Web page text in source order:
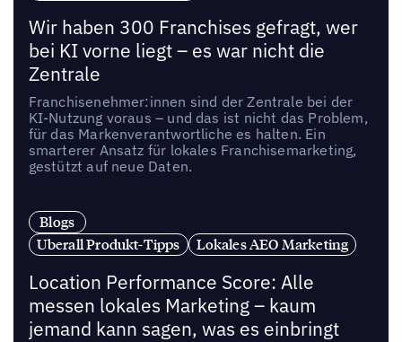
Wir haben 300 Franchises gefragt, wer
bei KI vorne liegt – es war nicht die
Zentrale
Franchisenehmer:innen sind der Zentrale bei der
KI-Nutzung voraus – und das ist nicht das Problem,
für das Markenverantwortliche es halten. Ein
smarterer Ansatz für lokales Franchisemarketing,
gestützt auf neue Daten.
Blogs
Uberall Produkt-Tipps
Lokales AEO Marketing
Location Performance Score: Alle
messen lokales Marketing – kaum
jemand kann sagen, was es einbringt